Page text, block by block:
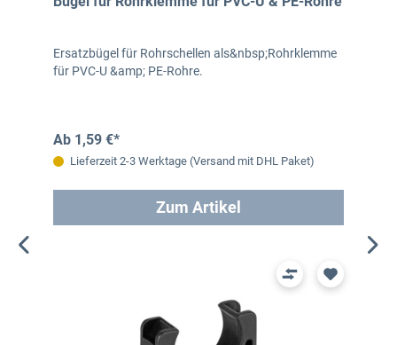
Ersatzbügel für Rohrschellen als&nbsp;Rohrklemme
für PVC-U &amp; PE-Rohre.
Ab 1,59 €*
Lieferzeit 2-3 Werktage (Versand mit DHL Paket)
Zum Artikel